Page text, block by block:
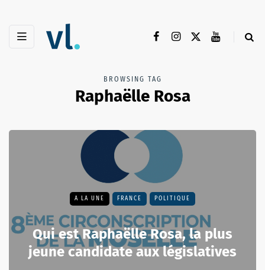
BROWSING TAG
Raphaëlle Rosa
A LA UNE FRANCE POLITIQUE
Qui est Raphaëlle Rosa, la plus
jeune candidate aux législatives